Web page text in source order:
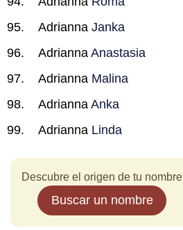
Adrianna Janka
Adrianna Anastasia
Adrianna Malina
Adrianna Anka
Adrianna Linda
Descubre el origen de tu nombre
Buscar un nombre